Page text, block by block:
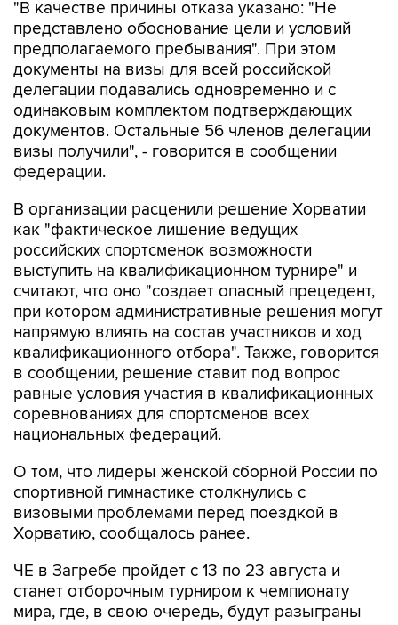
предполагаемого пребывания". При этом
документы на визы для всей российской
делегации подавались одновременно и с
одинаковым комплектом подтверждающих
документов. Остальные 56 членов делегации
визы получили", - говорится в сообщении
федерации.
В организации расценили решение Хорватии
российских спортсменок возможности
выступить на квалификационном турнире" и
считают, что оно "создает опасный прецедент,
при котором административные решения могут
напрямую влиять на состав участников и ход
квалификационного отбора". Также, говорится
в сообщении, решение ставит под вопрос
равные условия участия в квалификационных
соревнованиях для спортсменов всех
национальных федераций.
О том, что лидеры женской сборной России по
визовыми проблемами перед поездкой в
Хорватию, сообщалось ранее.
ЧЕ в Загребе пройдет с 13 по 23 августа и
мира, где, в свою очередь, будут разыграны
первые командные квоты на Олимпийские
игры 2028 года. В результате за путевки на ЧМ